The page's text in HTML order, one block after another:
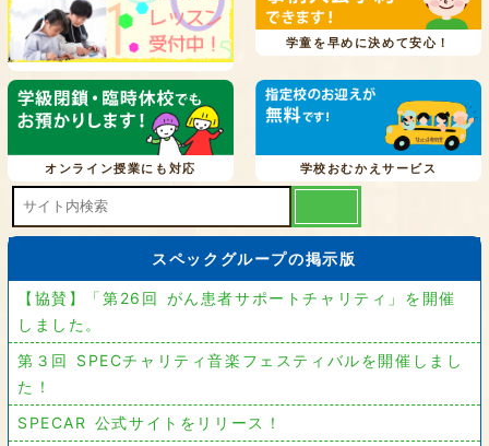
学童を早めに決めて安心！
オンライン授業にも対応 学校おむかえサービス
スペックグループの掲示版
【協賛】「第26回 がん患者サポートチャリティ」を開催
しました。
第３回 SPECチャリティ音楽フェスティバルを開催しまし
た！
SPECAR 公式サイトをリリース！